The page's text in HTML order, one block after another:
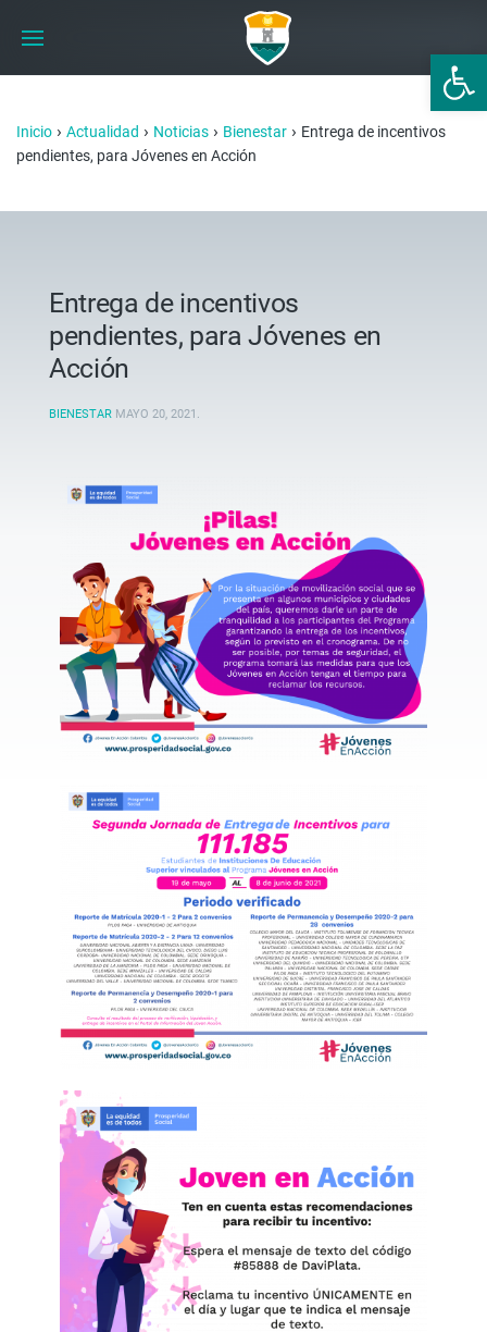
Abrir
Inicio › Actualidad › Noticias › Bienestar › Entrega de incentivos
pendientes, para Jóvenes en Acción
Entrega de incentivos
pendientes, para Jóvenes en
Acción
BIENESTAR MAYO 20, 2021 .